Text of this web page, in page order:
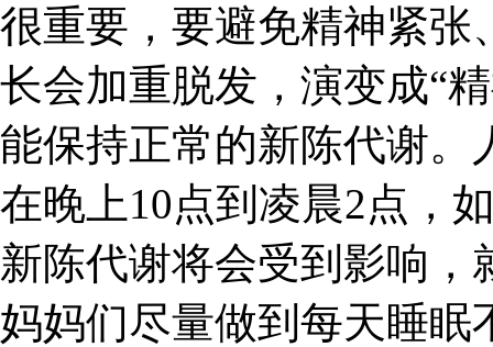
很重要，要避免精神紧张
长会加重脱发，演变成“
能保持正常的新陈代谢。
在晚上10点到凌晨2点，
新陈代谢将会受到影响
妈妈们尽量做到每天睡眠